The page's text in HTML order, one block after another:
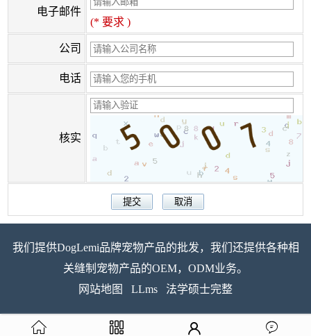
电子邮件
(* 要求 )
公司
电话
核实
我们提供DogLemi品牌宠物产品的批发，我们还提供各种相
关缝制宠物产品的OEM，ODM业务。
网站地图
LLms 法学硕士完整